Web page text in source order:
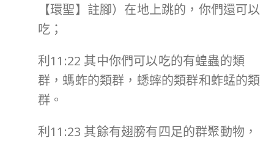
【環聖】註腳）在地上跳的，你們還可以
吃；
利11:22 其中你們可以吃的有蝗蟲的類
群，螞蚱的類群，蟋蟀的類群和蚱蜢的類
群。
利11:23 其餘有翅膀有四足的群聚動物，